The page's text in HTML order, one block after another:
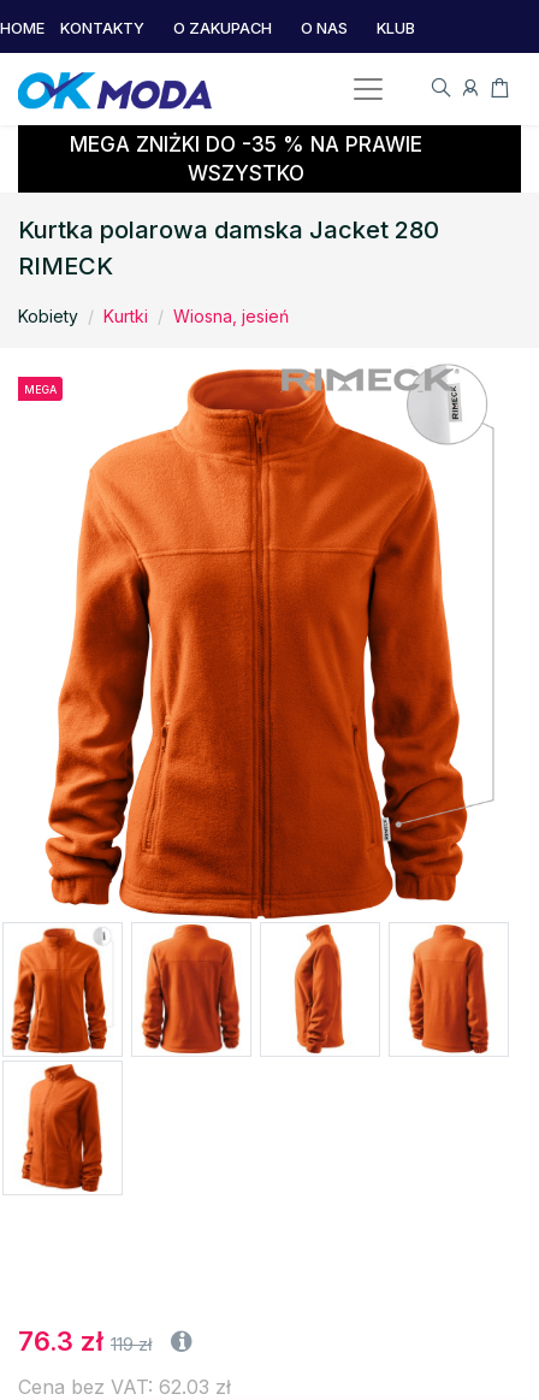
HOME KONTAKTY O ZAKUPACH O NAS KLUB
MEGA ZNIŻKI DO -35 % NA PRAWIE
WSZYSTKO
Kurtka polarowa damska Jacket 280
RIMECK
Kobiety Kurtki Wiosna, jesień
MEGA
76.3 zł 119 zł
Cena bez VAT: 62.03 zł